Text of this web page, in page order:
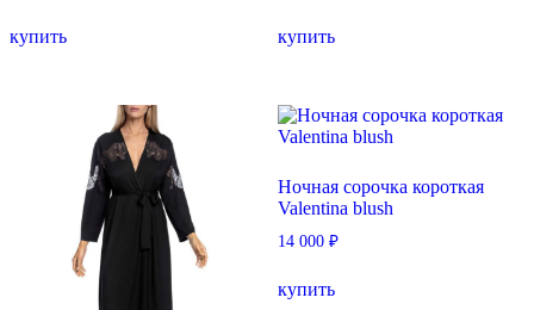
купитьтовар
вариаций.
Опции
можно
выбрать
странице
товара.
купитьтовар
Опции
можно
на
странице
товара.
Ночная сорочка короткая
Valentina blush
14 000 ₽
купитьтовар